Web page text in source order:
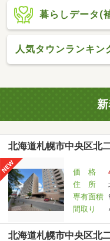
暮らしデータ(
人気タウンランキン
北海道札幌市中央区北
価 格
住 所
専有面積
間取り
北海道札幌市中央区北